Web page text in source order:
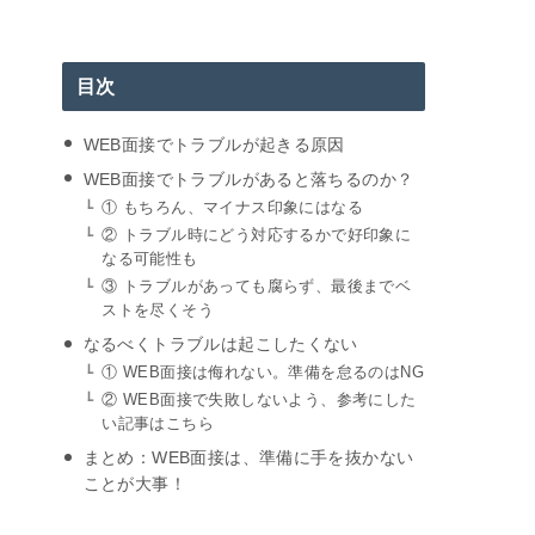
目次
WEB面接でトラブルが起きる原因
WEB面接でトラブルがあると落ちるのか？
① もちろん、マイナス印象にはなる
② トラブル時にどう対応するかで好印象に
なる可能性も
③ トラブルがあっても腐らず、最後までベ
ストを尽くそう
なるべくトラブルは起こしたくない
① WEB面接は侮れない。準備を怠るのはNG
② WEB面接で失敗しないよう、参考にした
い記事はこちら
まとめ：WEB面接は、準備に手を抜かない
ことが大事！